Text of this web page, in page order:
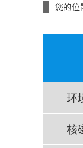
您的位
环
核